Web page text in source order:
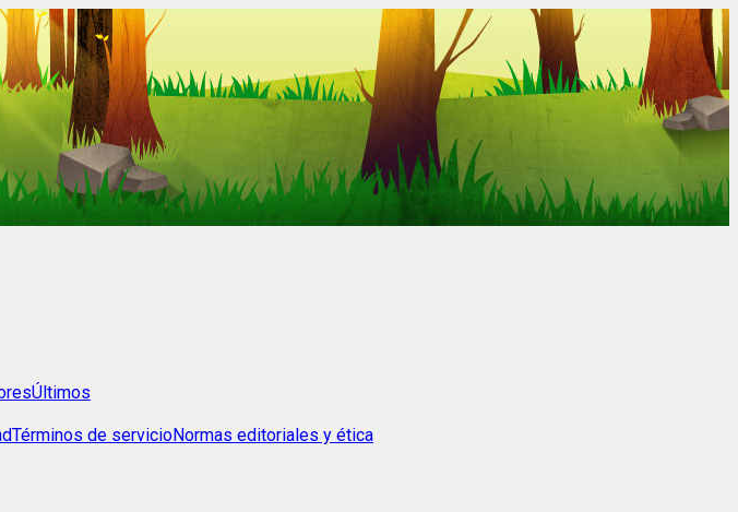
Últimos
Términos de servicioNormas editoriales y ética